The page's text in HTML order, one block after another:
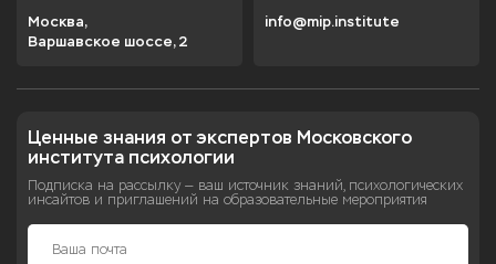
Москва,
Варшавское шоссе, 2
info@mip.institute
Ценные знания от экспертов Московского
института психологии
Подписка на рассылку — ваш источник знаний, психологических
инсайтов и приглашений на образовательные мероприятия